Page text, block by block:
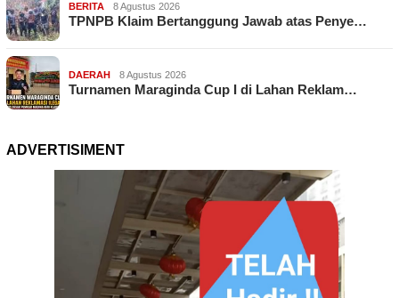
BERITA 8 Agustus 2026
TPNPB Klaim Bertanggung Jawab atas Penye…
DAERAH 8 Agustus 2026
Turnamen Maraginda Cup I di Lahan Reklam…
ADVERTISIMENT